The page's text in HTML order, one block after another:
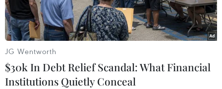
JG Wentworth
$30k In Debt Relief Scandal: What Financial
Institutions Quietly Conceal